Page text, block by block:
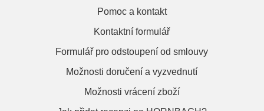
Pomoc a kontakt
Kontaktní formulář
Formulář pro odstoupení od smlouvy
Možnosti doručení a vyzvednutí
Možnosti vrácení zboží